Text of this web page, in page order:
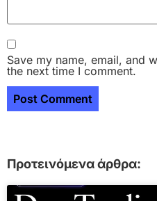
Save my name, email, and
the next time I comment.
Προτεινόμενα άρθρα: